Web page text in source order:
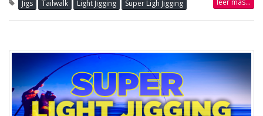
Jigs Tailwalk Light Jigging Super Ligh Jigging leer más...